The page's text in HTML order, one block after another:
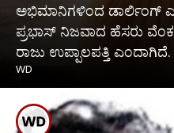
ಅಭಿಮಾನಿಗಳಿಂದ ಡಾರ್ಲಿಂಗ್
ಪ್ರಭಾಸ್ ನಿಜವಾದ ಹೆಸರು
ರಾಜು ಉಪ್ಪಾಲಪತ್ತಿ ಎಂದಾಗಿದೆ.
WD